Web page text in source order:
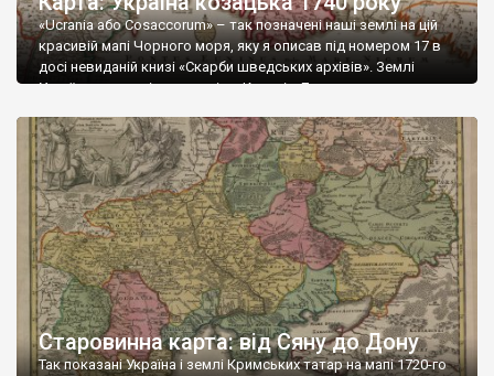
«Ucrania або Cosaccorum» – так позначені наші землі на цій
красивій мапі Чорного моря, яку я описав під номером 17 в
досі невиданій книзі «Скарби шведських архівів». Землі
України поєднані з триторією Козаків Донських, а також
контрольовані Перекопськими і Очаківськими татарами
землі. Надрукована мапа у Німеччині […]
Старовинна карта: від Сяну до Дону
Так показані Україна і землі Кримських татар на мапі 1720-го